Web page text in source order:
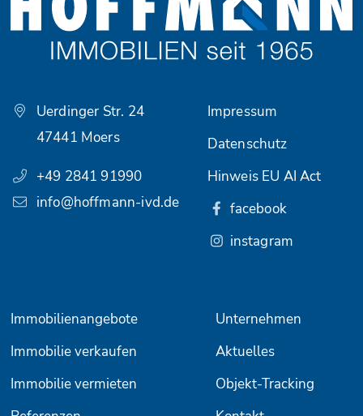
Uerdinger Str. 24
47441 Moers
+49 2841 91990
info@hoffmann-ivd.de
Immobilienangebote
Unternehmen
Immobilie verkaufen
Aktuelles
Immobilie vermieten
Objekt-Tracking
Impressum
Datenschutz
Hinweis EU AI Act
facebook
instagram